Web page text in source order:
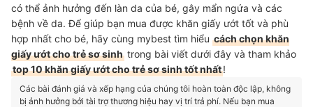
có thể ảnh hưởng đến làn da của bé, gây mẩn ngứa và các
bệnh về da. Để giúp bạn mua được khăn giấy ướt tốt và phù
hợp nhất cho bé, hãy cùng mybest tìm hiểu cách chọn khăn
giấy ướt cho trẻ sơ sinh trong bài viết dưới đây và tham khảo
top 10 khăn giấy ướt cho trẻ sơ sinh tốt nhất!
Các bài đánh giá và xếp hạng của chúng tôi hoàn toàn độc lập, không
bị ảnh hưởng bởi tài trợ thương hiệu hay vị trí trả phí. Nếu bạn mua